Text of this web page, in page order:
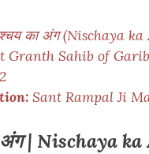
का अंग (Nischaya ka
Granth Sahib of
Sant Rampal Ji
अंग | Nischaya